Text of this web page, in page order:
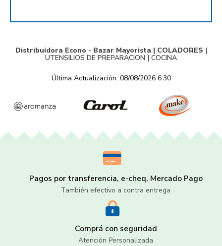
Distribuidora Econo - Bazar Mayorista | COLADORES |
UTENSILIOS DE PREPARACION | COCINA
Última Actualización: 08/08/2026 6:30
Pagos por transferencia, e-cheq, Mercado Pago
También efectivo a contra entrega
Comprá con seguridad
Atención Personalizada